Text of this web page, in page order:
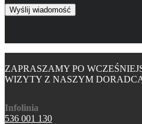
ZAPRASZAMY PO
WIZYTY Z NASZYM
Infolinia
536 001 130